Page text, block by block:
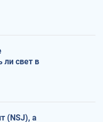
ли свет в
(NSJ), а